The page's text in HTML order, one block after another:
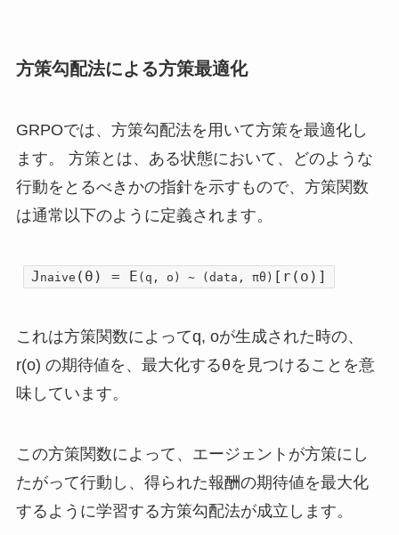
方策勾配法による方策最適化
GRPOでは、方策勾配法を用いて方策を最適化し
ます。 方策とは、ある状態において、どのような
行動をとるべきかの指針を示すもので、方策関数
は通常以下のように定義されます。
J naive (θ) = E (q, o) ~ (data, πθ) [r(o)]
これは方策関数によってq, oが生成された時の、
r(o) の期待値を、最大化するθを見つけることを意
味しています。
この方策関数によって、エージェントが方策にし
たがって行動し、得られた報酬の期待値を最大化
するように学習する方策勾配法が成立します。